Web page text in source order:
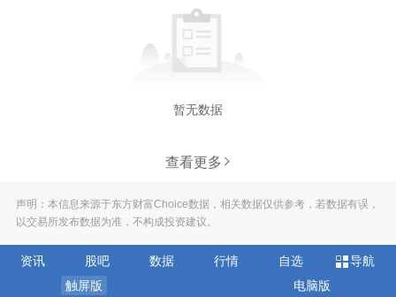
暂无数据
查看更多
声明：本信息来源于东方财富Choice数据，相关数据仅供参考，若数据有误，
以交易所发布数据为准，不构成投资建议。
资讯 股吧 数据 行情 自选
导航
触屏版
电脑版